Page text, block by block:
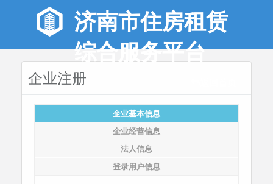
济南市住房租赁
综合服务平台
企业注册
企业基本信息
企业经营信息
法人信息
登录用户信息